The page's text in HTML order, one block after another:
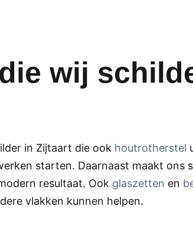
wij
in Zijtaart die ook houtrotherstel
starten. Daarnaast maakt ons
resultaat. Ook glaszetten en
vlakken kunnen helpen.